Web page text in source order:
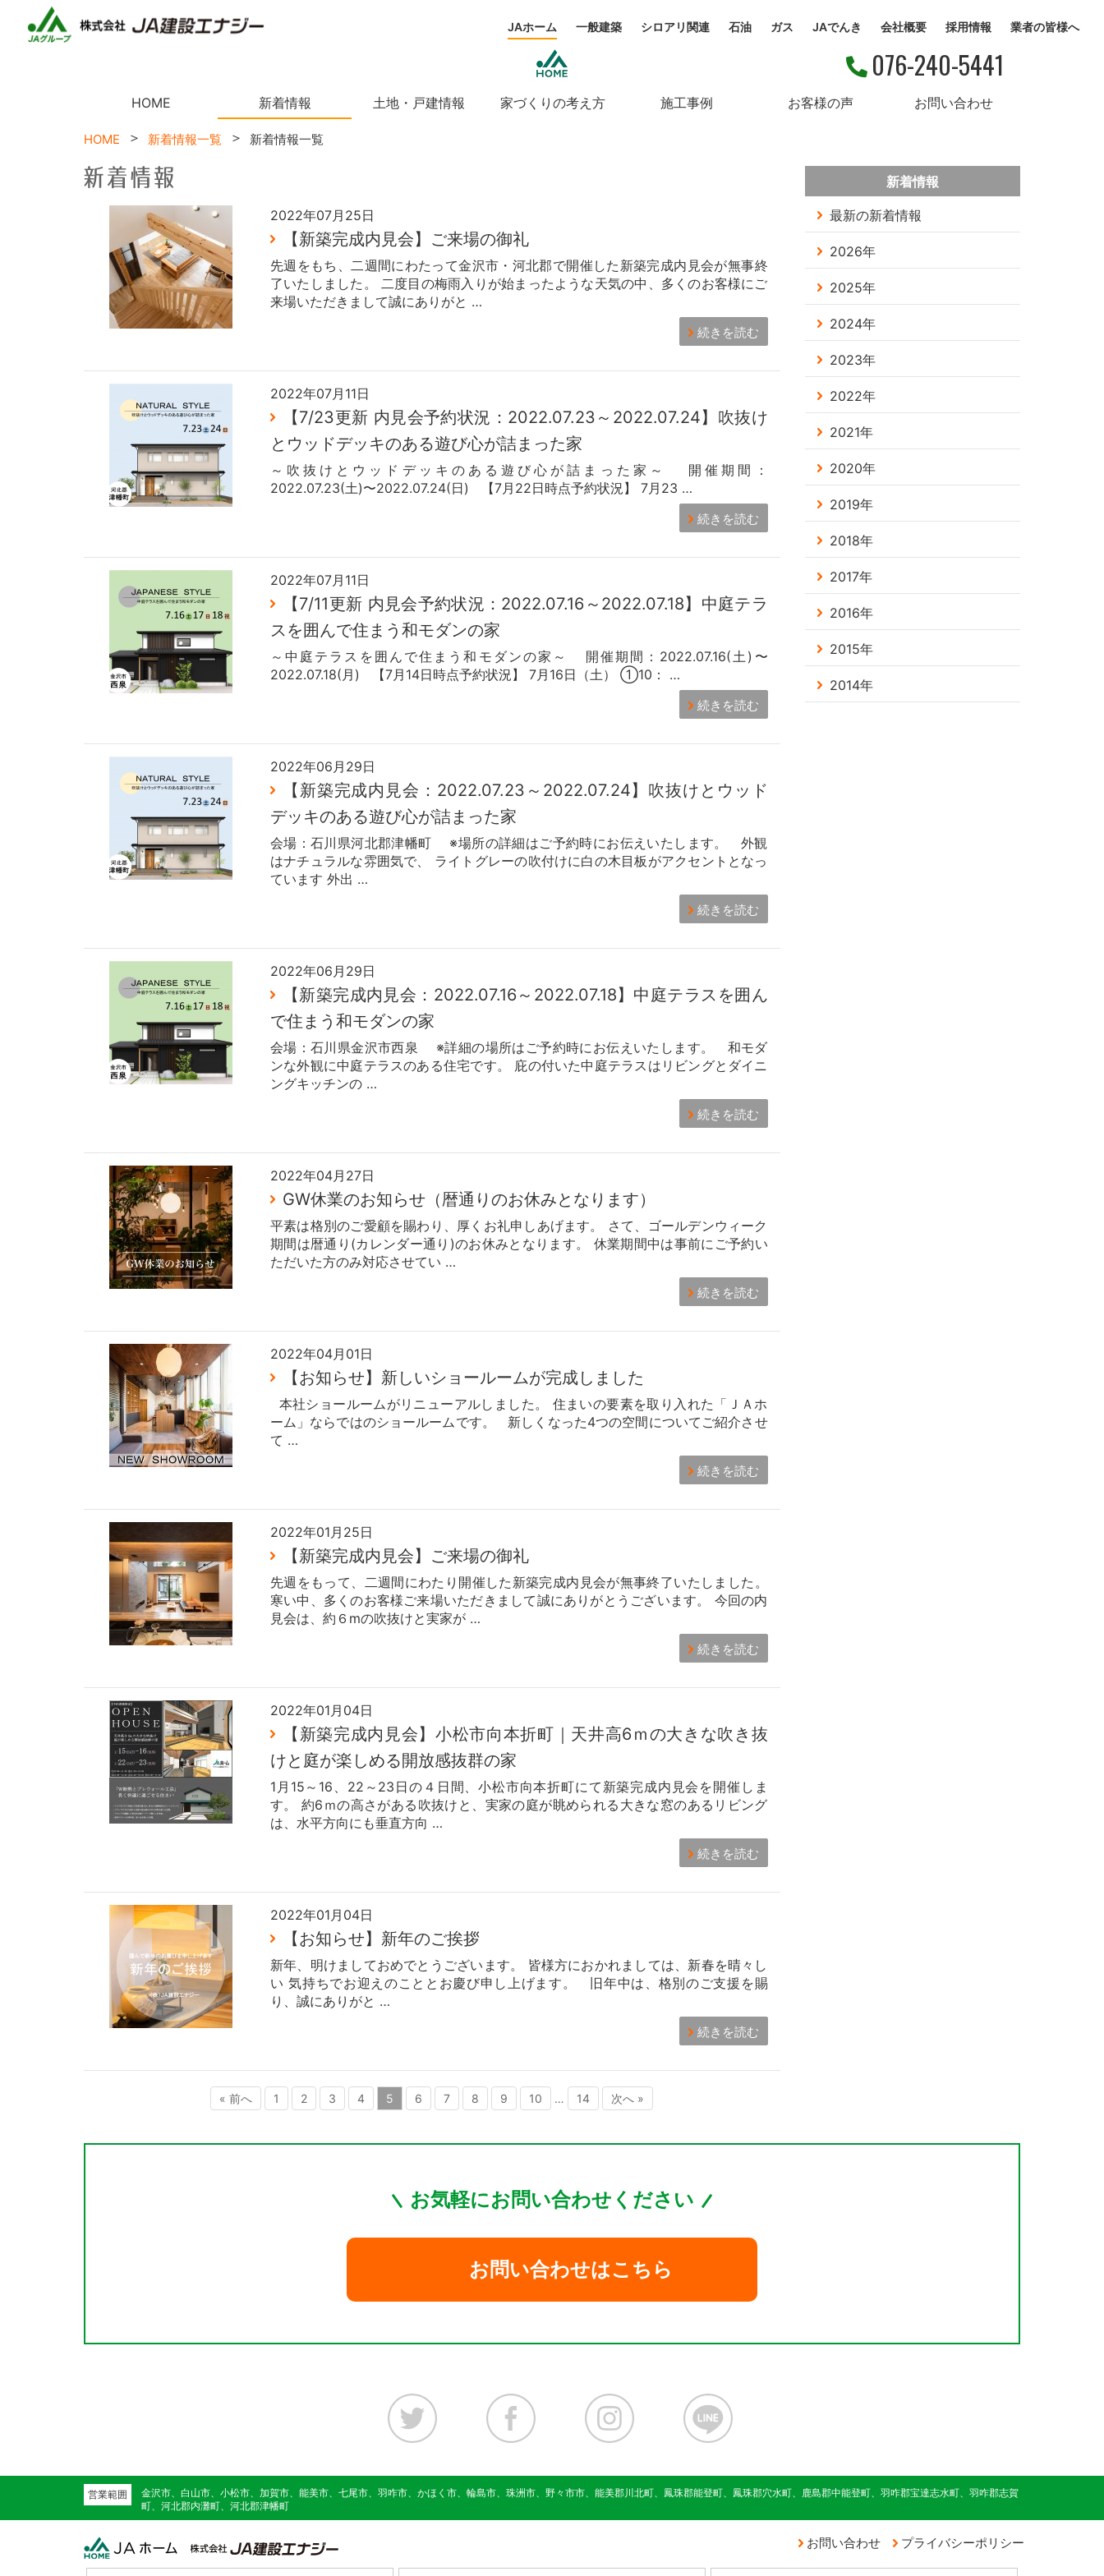
JAホーム 一般建築 シロアリ関連 石油 ガス JAでんき 会社概要 採用情報 業者の皆様へ
076-240-5441
HOME 新着情報 土地・戸建情報 家づくりの考え方 施工事例 お客様の声 お問い合わせ
HOME 新着情報一覧 新着情報一覧
2022年07月25日
【新築完成内見会】ご来場の御礼
先週をもち、二週間にわたって金沢市・河北郡で開催した新築完成内見会が無事終
了いたしました。 二度目の梅雨入りが始まったような天気の中、多くのお客様にご
来場いただきまして誠にありがと …
続きを読む
2022年07月11日
【7/23更新 内見会予約状況：2022.07.23～2022.07.24】吹抜け
とウッドデッキのある遊び心が詰まった家
～吹抜けとウッドデッキのある遊び心が詰まった家～ 開催期間：
2022.07.23(土)〜2022.07.24(日) 【7月22日時点予約状況】 7月23 …
続きを読む
2022年07月11日
【7/11更新 内見会予約状況：2022.07.16～2022.07.18】中庭テラ
スを囲んで住まう和モダンの家
～中庭テラスを囲んで住まう和モダンの家～ 開催期間：2022.07.16(土)〜
2022.07.18(月) 【7月14日時点予約状況】 7月16日（土） ①10： …
続きを読む
2022年06月29日
【新築完成内見会：2022.07.23～2022.07.24】吹抜けとウッド
デッキのある遊び心が詰まった家
会場：石川県河北郡津幡町 ※場所の詳細はご予約時にお伝えいたします。 外観
はナチュラルな雰囲気で、 ライトグレーの吹付けに白の木目板がアクセントとなっ
ています 外出 …
続きを読む
2022年06月29日
【新築完成内見会：2022.07.16～2022.07.18】中庭テラスを囲ん
で住まう和モダンの家
会場：石川県金沢市西泉 ※詳細の場所はご予約時にお伝えいたします。 和モダ
ンな外観に中庭テラスのある住宅です。 庇の付いた中庭テラスはリビングとダイニ
ングキッチンの …
続きを読む
2022年04月27日
GW休業のお知らせ（暦通りのお休みとなります）
平素は格別のご愛顧を賜わり、厚くお礼申しあげます。 さて、ゴールデンウィーク
期間は暦通り(カレンダー通り)のお休みとなります。 休業期間中は事前にご予約い
ただいた方のみ対応させてい …
続きを読む
2022年04月01日
【お知らせ】新しいショールームが完成しました
本社ショールームがリニューアルしました。 住まいの要素を取り入れた「ＪＡホ
ーム」ならではのショールームです。 新しくなった4つの空間についてご紹介させ
て …
続きを読む
2022年01月25日
【新築完成内見会】ご来場の御礼
先週をもって、二週間にわたり開催した新築完成内見会が無事終了いたしました。
寒い中、多くのお客様ご来場いただきまして誠にありがとうございます。 今回の内
見会は、約６mの吹抜けと実家が …
続きを読む
2022年01月04日
【新築完成内見会】小松市向本折町｜天井高6ｍの大きな吹き抜
けと庭が楽しめる開放感抜群の家
1月15～16、22～23日の４日間、小松市向本折町にて新築完成内見会を開催しま
す。 約6ｍの高さがある吹抜けと、実家の庭が眺められる大きな窓のあるリビング
は、水平方向にも垂直方向 …
続きを読む
2022年01月04日
【お知らせ】新年のご挨拶
新年、明けましておめでとうございます。 皆様方におかれましては、新春を晴々し
い 気持ちでお迎えのこととお慶び申し上げます。 旧年中は、格別のご支援を賜
り、誠にありがと …
続きを読む
« 前へ 1 2 3 4 5 6 7 8 9 10 … 14 次へ »
新着情報
最新の新着情報
2026年
2025年
2024年
2023年
2022年
2021年
2020年
2019年
2018年
2017年
2016年
2015年
2014年
お気軽にお問い合わせください
お問い合わせはこちら
営業範囲
金沢市、白山市、小松市、加賀市、能美市、七尾市、羽咋市、かほく市、輪島市、珠洲市、野々市市、能美郡川北町、鳳珠郡能登町、鳳珠郡穴水町、鹿島郡中能登町、羽咋郡宝達志水町、羽咋郡志賀
町、河北郡内灘町、河北郡津幡町
お問い合わせ プライバシーポリシー